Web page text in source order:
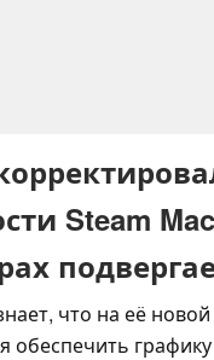
Steam
что на её
обеспечить графику